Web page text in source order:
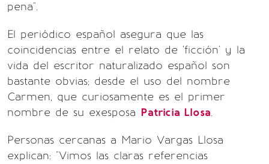
pena".
El periódico español asegura que las
coincidencias entre el relato de 'ficción' y la
vida del escritor naturalizado español son
bastante obvias; desde el uso del nombre
Carmen, que curiosamente es el primer
nombre de su exesposa Patricia Llosa.
Personas cercanas a Mario Vargas Llosa
explican: "Vimos las claras referencias